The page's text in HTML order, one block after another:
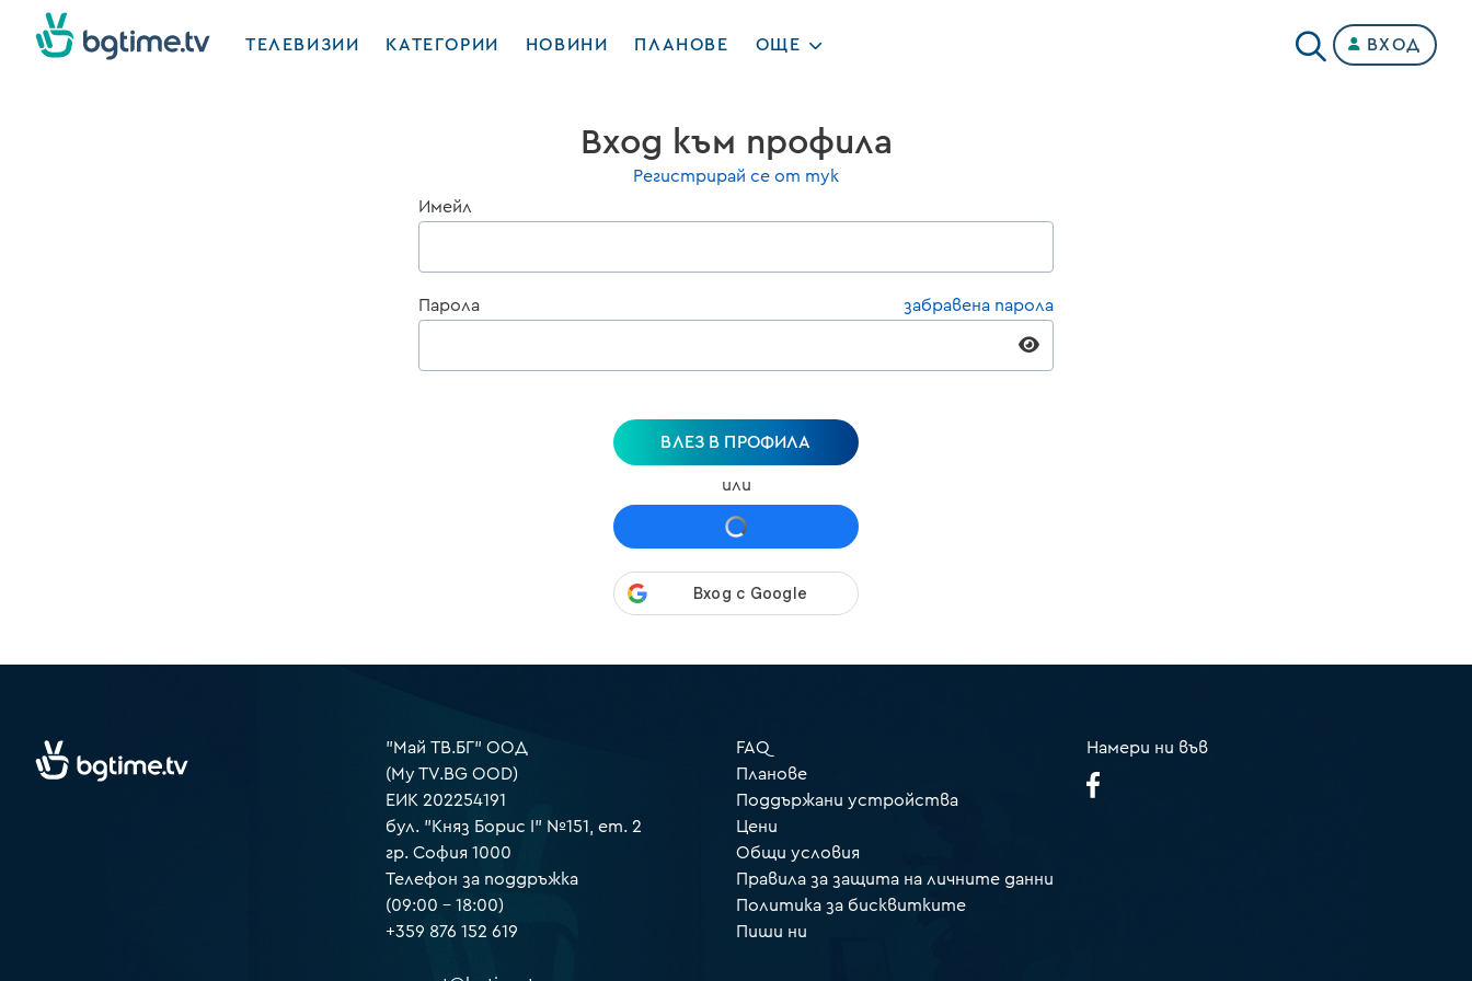
ТЕЛЕВИЗИИ КАТЕГОРИИ НОВИНИ ПЛАНОВЕ ОЩЕ ВХОД
Вход към профила
Регистрирай се от тук
Имейл
Парола забравена парола
ВЛЕЗ В ПРОФИЛА
или
"Май ТВ.БГ" ООД
(My TV.BG OOD)
ЕИК 202254191
бул. "Княз Борис I" №151, ет. 2
гр. София 1000
Телефон за поддръжка
(09:00 – 18:00)
+359 876 152 619
FAQ
Планове
Поддържани устройства
Цени
Общи условия
Правила за защита на личните данни
Политика за бисквитките
Пиши ни
Намери ни във